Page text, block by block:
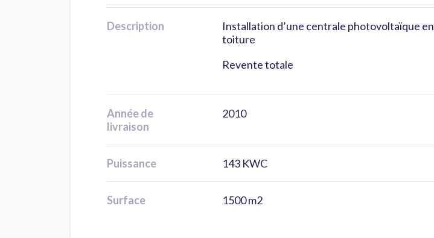
Description
Installation d’une centrale photovoltaïque en
toiture
Revente totale
Année de
livraison
2010
Puissance 143 KWC
Surface 1500 m2